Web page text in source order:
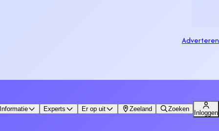
Adverteren
Informatie Experts Er op uit Zeeland Zoeken
Inloggen